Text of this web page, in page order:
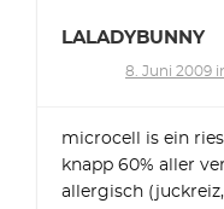
LALADYBUNNY
8. Juni 2009
microcell is ein
knapp 60% aller
allergisch